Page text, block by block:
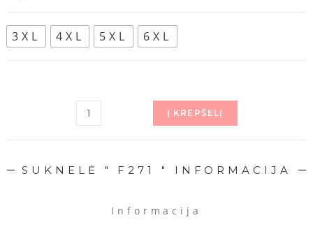
3XL 4XL 5XL 6XL
Į KREPŠELĮ
SUKNELĖ " F271 " INFORMACIJA
Informacija